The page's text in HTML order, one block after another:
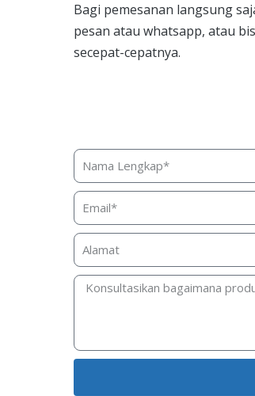
Bagi pemesanan langsung
pesan atau whatsapp, atau
secepat-cepatnya.